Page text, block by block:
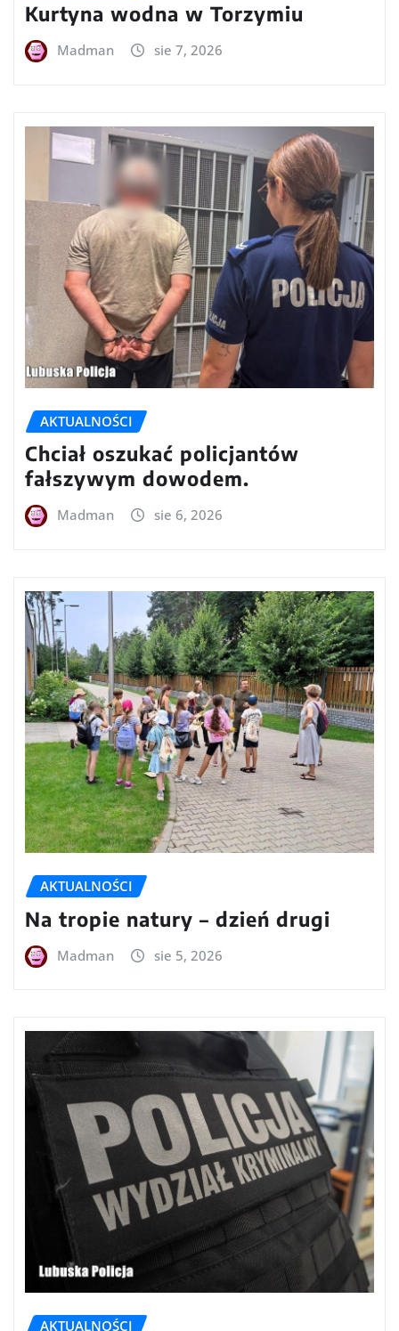
Kurtyna wodna w Torzymiu
Madman sie 7, 2026
AKTUALNOŚCI
Chciał oszukać policjantów
fałszywym dowodem.
Madman sie 6, 2026
AKTUALNOŚCI
Na tropie natury – dzień drugi
Madman sie 5, 2026
AKTUALNOŚCI